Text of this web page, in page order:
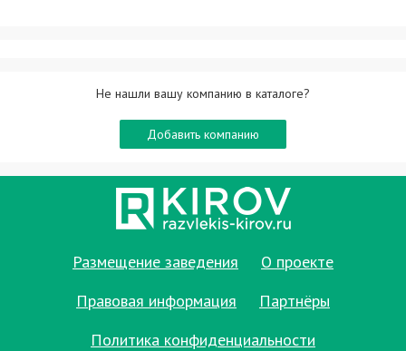
Не нашли вашу компанию в каталоге?
Добавить компанию
Размещение заведения
О проекте
Правовая информация
Партнёры
Политика конфиденциальности